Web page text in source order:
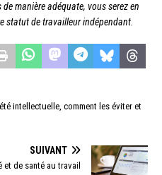
manière adéquate, vous serez en
statut de travailleur indépendant.
intellectuelle, comment les éviter et
SUIVANT
de santé au travail